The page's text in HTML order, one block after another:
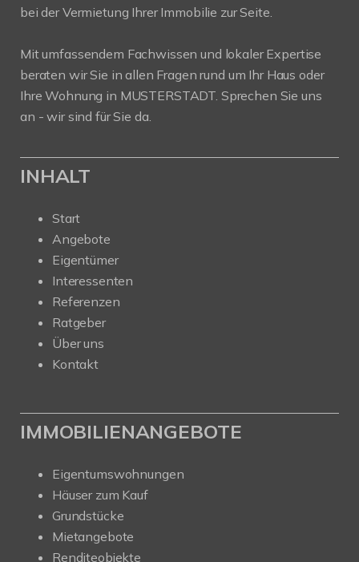
bei der Vermietung Ihrer Immobilie zur Seite.
Mit umfassendem Fachwissen und lokaler Expertise
beraten wir Sie in allen Fragen rund um Ihr Haus oder
Ihre Wohnung in MUSTERSTADT. Sprechen Sie uns
an - wir sind für Sie da.
INHALT
Start
Angebote
Eigentümer
Interessenten
Referenzen
Ratgeber
Über uns
Kontakt
IMMOBILIENANGEBOTE
Eigentumswohnungen
Häuser zum Kauf
Grundstücke
Mietangebote
Renditeobjekte